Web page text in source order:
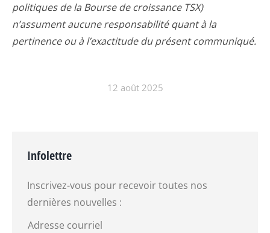
politiques de la Bourse de croissance TSX)
n’assument aucune responsabilité quant à la
pertinence ou à l’exactitude du présent communiqué.
12 août 2025
Infolettre
Inscrivez-vous pour recevoir toutes nos
dernières nouvelles :
Adresse courriel